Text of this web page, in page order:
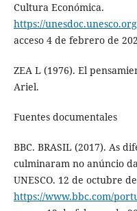
Cultura Económica.
https://
acceso 4 de febrero de
ZEA L (1976). El
Ariel.
Fuentes documentales
BBC. BRASIL (2017). As
culminaram no anúncio
UNESCO. 12 de octubre
https://www.bbc.com/